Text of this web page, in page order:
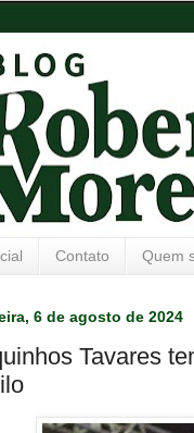
Contato Quem
6 de agosto de 2024
Tavares